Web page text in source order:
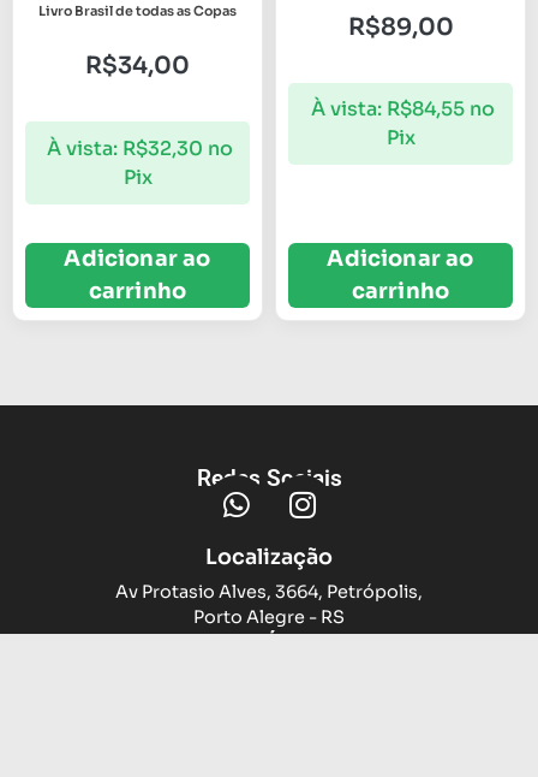
Livro Brasil de todas as Copas
R$34,00
À vista: R$32,30 no
Pix
Adicionar ao
carrinho
R$89,00
À vista: R$84,55 no
Pix
Adicionar ao
carrinho
Redes Sociais
Localização
Av Protasio Alves, 3664, Petrópolis,
Porto Alegre - RS